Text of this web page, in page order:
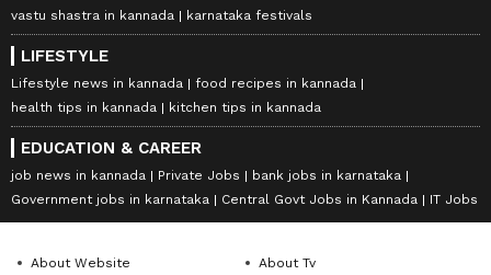
vastu shastra in kannada
karnataka festivals
LIFESTYLE
Lifestyle news in kannada
food recipes in kannada
health tips in kannada
kitchen tips in kannada
EDUCATION & CAREER
job news in kannada Private Jobs
bank jobs in karnataka
Government jobs in karnataka
Central Govt Jobs in Kannada IT Jobs
About Website About Tv